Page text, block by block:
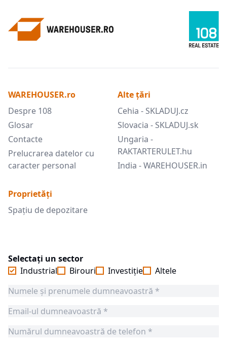
WAREHOUSER.ro
Despre 108
Glosar
Contacte
Prelucrarea datelor cu
caracter personal
Proprietăți
Spațiu de depozitare
Alte țări
Cehia - SKLADUJ.cz
Slovacia - SKLADUJ.sk
Ungaria -
RAKTARTERULET.hu
India - WAREHOUSER.in
Selectați un sector
Industrial
Birouri Investiție Altele